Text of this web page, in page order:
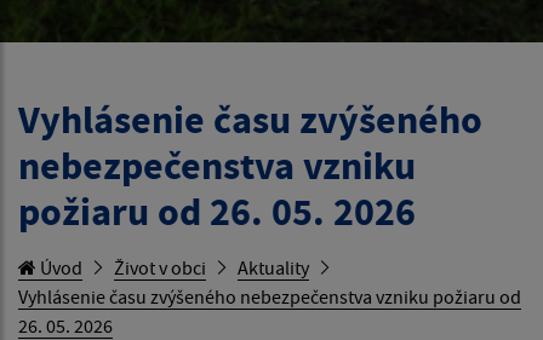
Vyhlásenie času zvýšeného
nebezpečenstva vzniku
požiaru od 26. 05. 2026
Úvod Život v obci
Aktuality
Vyhlásenie času zvýšeného nebezpečenstva vzniku požiaru od
26. 05. 2026